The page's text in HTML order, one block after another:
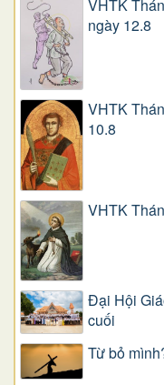
VHTK
ngày 12.8
VHTK
10.8
VHTK
Đại Hội
cuối
Từ bỏ